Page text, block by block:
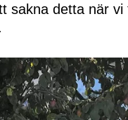
sakna detta när